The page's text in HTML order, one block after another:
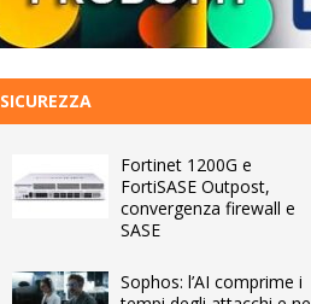
SICUREZZA
Fortinet 1200G e
FortiSASE Outpost,
convergenza firewall e
SASE
Sophos: l’AI comprime i